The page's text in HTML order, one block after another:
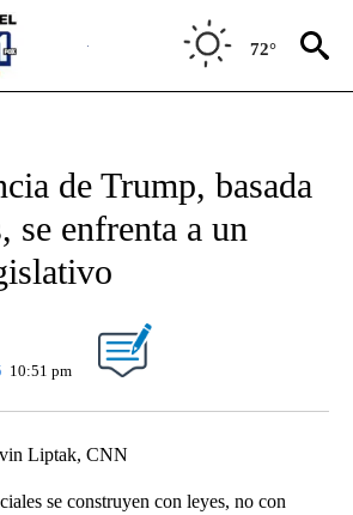
72°
de Trump, basada
se enfrenta a un
10:51 pm
Liptak, CNN
se construyen con leyes, no con